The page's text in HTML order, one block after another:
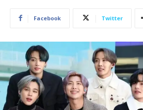
Facebook Twitter